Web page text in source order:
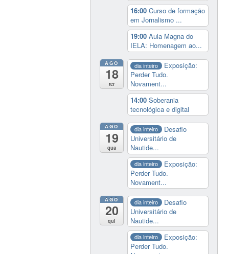
16:00Curso de formação
em Jornalismo ...
19:00Aula Magna do
IELA: Homenagem ao...
AGO
18
ter
dia inteiro
Exposição:
Perder Tudo.
Novament...
14:00Soberania
tecnológica e digital
AGO
19
qua
dia inteiro
Desafio
Universitário de
Nautide...
dia inteiro
Exposição:
Perder Tudo.
Novament...
AGO
20
qui
dia inteiro
Desafio
Universitário de
Nautide...
dia inteiro
Exposição:
Perder Tudo.